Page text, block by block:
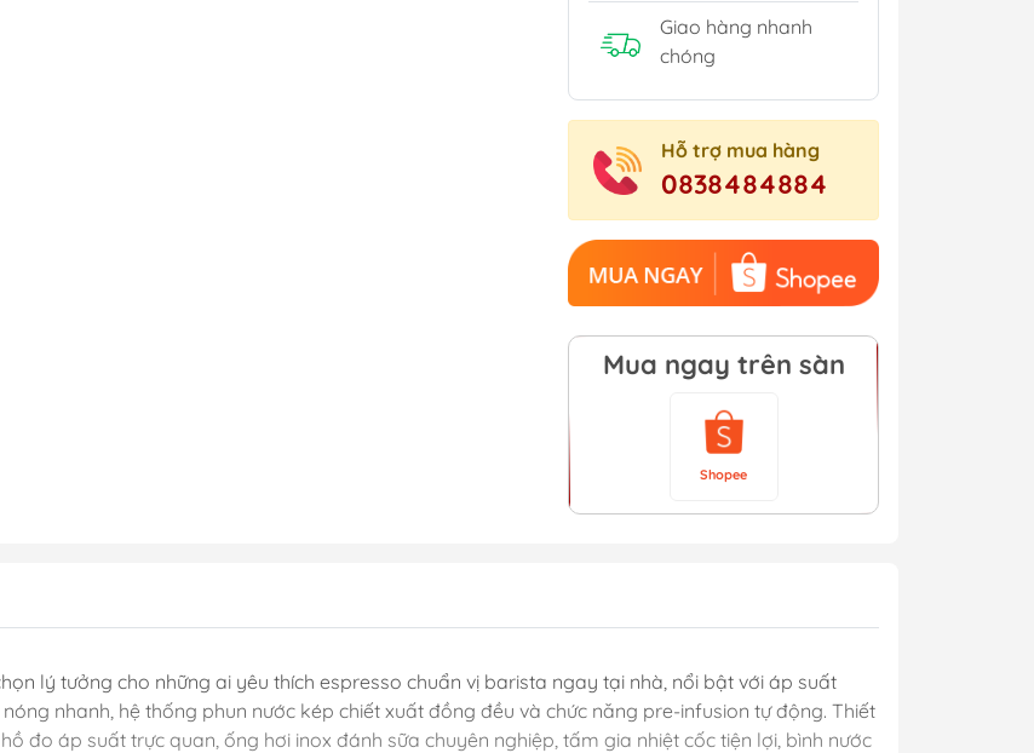
Giao hàng nhanh
chóng
Hỗ trợ mua hàng
0838484884
Mua ngay trên sàn
Shopee
lý tưởng cho những ai yêu thích espresso chuẩn vị barista ngay tại nhà, nổi bật với áp suất
nhanh, hệ thống phun nước kép chiết xuất đồng đều và chức năng pre-infusion tự động. Thiết
đo áp suất trực quan, ống hơi inox đánh sữa chuyên nghiệp, tấm gia nhiệt cốc tiện lợi, bình nước